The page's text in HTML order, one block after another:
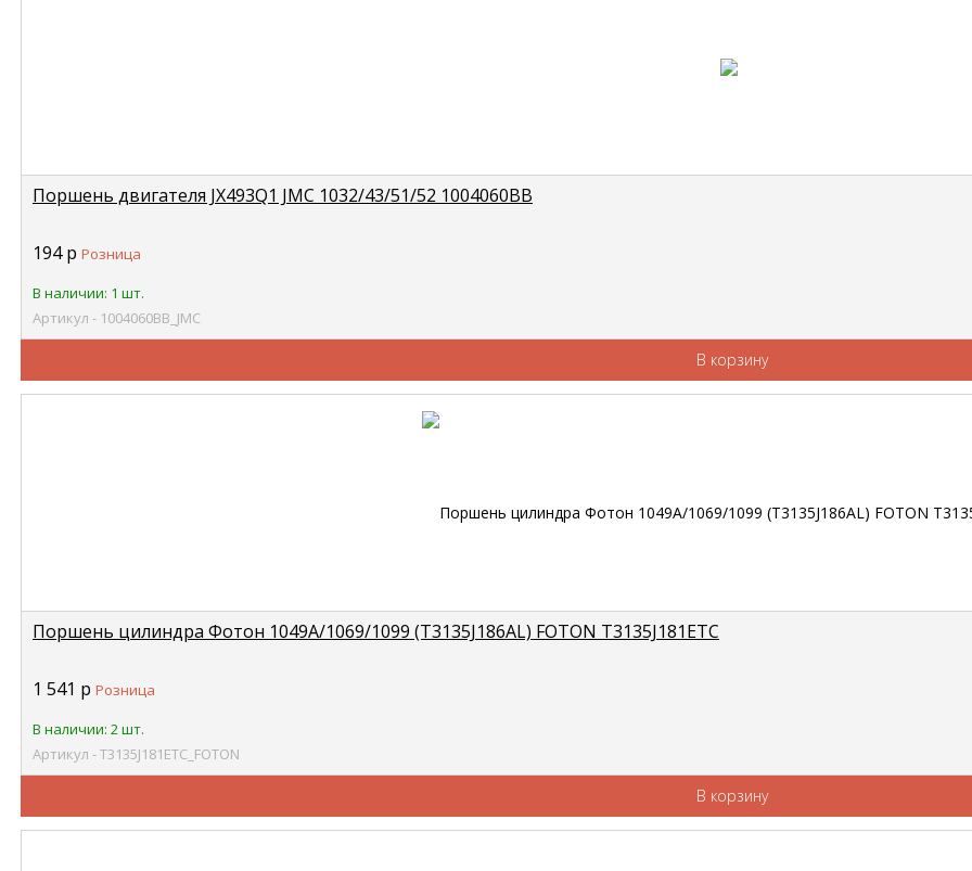
Поршень двигателя JX493Q1 JMC 1032/43/51/52 1004060BB
194р Розница
В наличии: 1 шт.
Артикул - 1004060BB_JMC
В корзину
Поршень цилиндра Фотон 1049А/1069/1099 (T3135J186AL) FOTON T3135J181ETC
1 541 р Розница
В наличии: 2 шт.
Артикул - T3135J181ETC_FOTON
В корзину